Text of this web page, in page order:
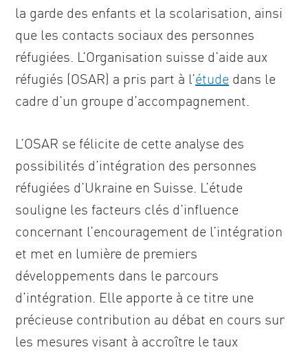
la garde des enfants et la scolarisation, ainsi
que les contacts sociaux des personnes
réfugiées. L’Organisation suisse d’aide aux
réfugiés (OSAR) a pris part à l’étude dans le
cadre d’un groupe d’accompagnement.
L’OSAR se félicite de cette analyse des
possibilités d’intégration des personnes
réfugiées d’Ukraine en Suisse. L’étude
souligne les facteurs clés d’influence
concernant l’encouragement de l’intégration
et met en lumière de premiers
développements dans le parcours
d’intégration. Elle apporte à ce titre une
précieuse contribution au débat en cours sur
les mesures visant à accroître le taux